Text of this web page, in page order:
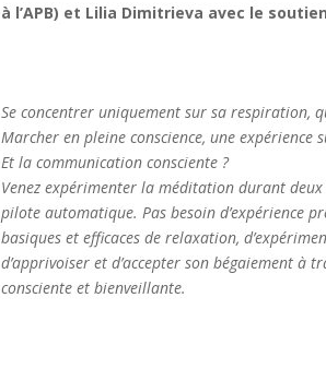
à l’APB) et Lilia Dimitrieva avec le
Se concentrer uniquement sur sa respiration,
Marcher en pleine conscience, une expérience
Et la communication consciente ?
Venez expérimenter la méditation durant
pilote automatique. Pas besoin d’expérience
basiques et efficaces de relaxation,
d’apprivoiser et d’accepter son bégaiement à
consciente et bienveillante.